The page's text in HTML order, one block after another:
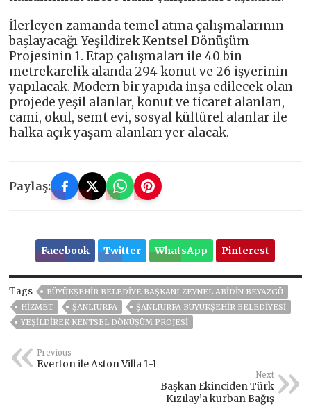
İlerleyen zamanda temel atma çalışmalarının
başlayacağı Yeşildirek Kentsel Dönüşüm
Projesinin 1. Etap çalışmaları ile 40 bin
metrekarelik alanda 294 konut ve 26 işyerinin
yapılacak. Modern bir yapıda inşa edilecek olan
projede yeşil alanlar, konut ve ticaret alanları,
cami, okul, semt evi, sosyal kültürel alanlar ile
halka açık yaşam alanları yer alacak.
Paylaş:
Facebook Twitter WhatsApp Pinterest
Tags
BÜYÜKŞEHIR BELEDIYE BAŞKANI ZEYNEL ABIDIN BEYAZGÜ
HİZMET
ŞANLIURFA
ŞANLIURFA BÜYÜKŞEHIR BELEDIYESI
YEŞILDIREK KENTSEL DÖNÜŞÜM PROJESI
Previous
Everton ile Aston Villa 1-1
Next
Başkan Ekinciden Türk
Kızılay’a kurban Bağış